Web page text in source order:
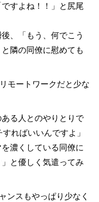
すよね！！」と尻尾
、「もう、何でこう
隣の同僚に慰めても
モートワークだと少な
る人とのやりとりで
ればいいんですよ」
濃くしている同僚に
と優しく気遣ってみ
ンスもやっぱり少なく